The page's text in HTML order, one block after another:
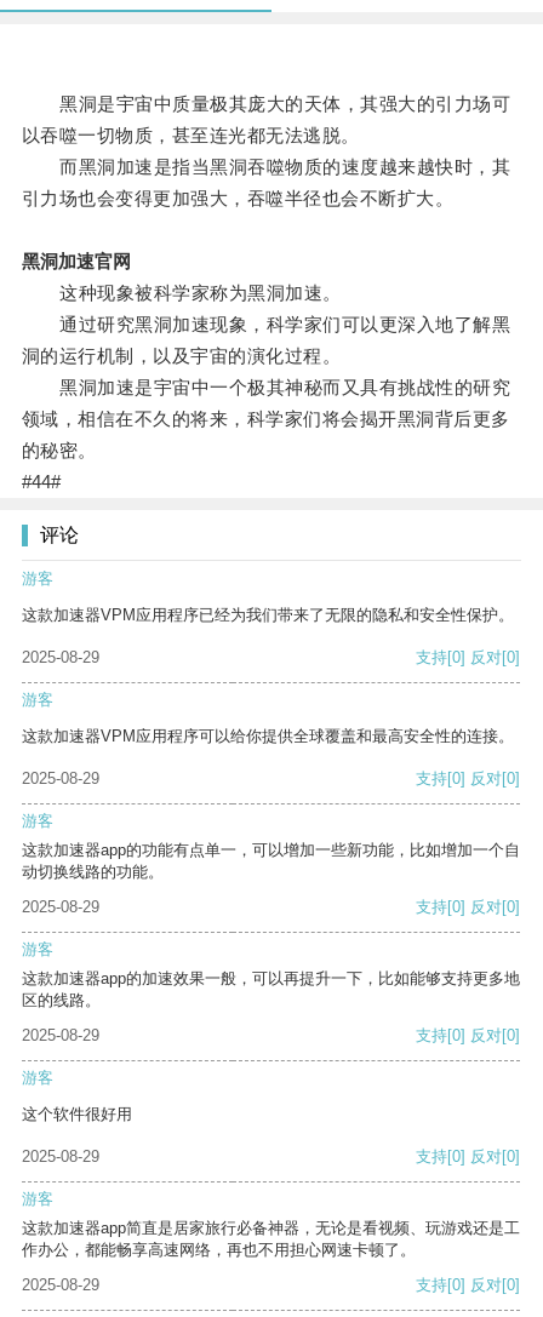
黑洞是宇宙中质量极其庞大的天体，其强大的引力场可
以吞噬一切物质，甚至连光都无法逃脱。
而黑洞加速是指当黑洞吞噬物质的速度越来越快时，其
引力场也会变得更加强大，吞噬半径也会不断扩大。
黑洞加速官网
这种现象被科学家称为黑洞加速。
通过研究黑洞加速现象，科学家们可以更深入地了解黑
洞的运行机制，以及宇宙的演化过程。
黑洞加速是宇宙中一个极其神秘而又具有挑战性的研究
领域，相信在不久的将来，科学家们将会揭开黑洞背后更多
的秘密。
#44#
评论
游客
这款加速器VPM应用程序已经为我们带来了无限的隐私和安全性保护。
2025-08-29 支持[0] 反对[0]
游客
这款加速器VPM应用程序可以给你提供全球覆盖和最高安全性的连接。
2025-08-29 支持[0] 反对[0]
游客
这款加速器app的功能有点单一，可以增加一些新功能，比如增加一个自
动切换线路的功能。
2025-08-29
支持[0] 反对[0]
游客
这款加速器app的加速效果一般，可以再提升一下，比如能够支持更多地
区的线路。
2025-08-29
支持[0] 反对[0]
游客
这个软件很好用
2025-08-29 支持[0] 反对[0]
游客
这款加速器app简直是居家旅行必备神器，无论是看视频、玩游戏还是工
作办公，都能畅享高速网络，再也不用担心网速卡顿了。
2025-08-29
支持[0] 反对[0]